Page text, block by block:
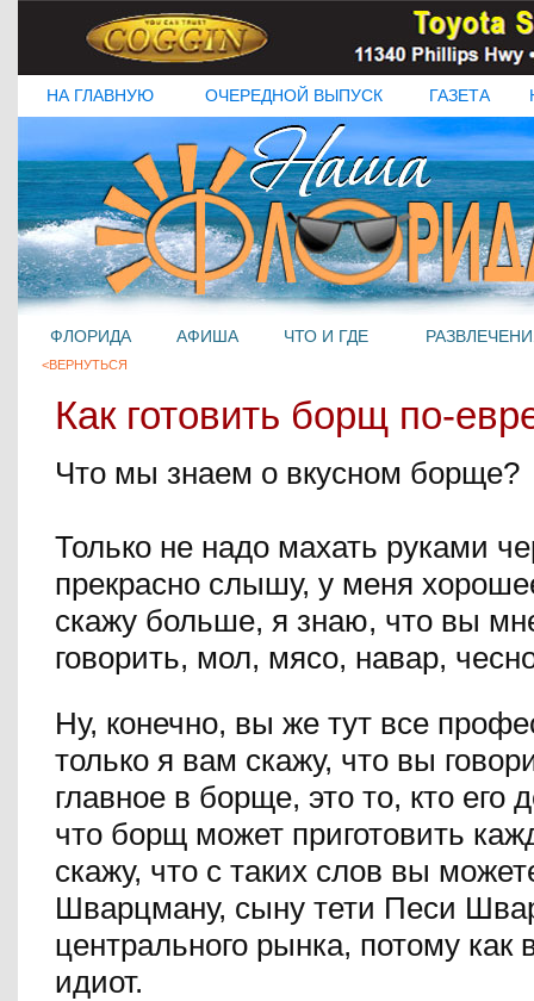
НА ГЛАВНУЮ ОЧЕРЕДНОЙ ВЫПУСК ГАЗЕТА
ФЛОРИДА АФИША ЧТО И ГДЕ
<ВЕРНУТЬСЯ
Как готовить борщ по-
Что мы знаем о вкусном борще?
Только не надо махать руками
прекрасно слышу, у меня
скажу больше, я знаю, что вы
говорить, мол, мясо, навар,
Ну, конечно, вы же тут все
только я вам скажу, что вы
главное в борще, это то, кто его
что борщ может приготовить
скажу, что с таких слов вы
Шварцману, сыну тети Песи
центрального рынка, потому как
идиот.